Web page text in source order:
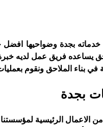
خدماته بجدة وضواحيها
يساعده فريق عمل لديه
بناء الملاحق ونقوم
بجدة
الاعمال الرئيسية